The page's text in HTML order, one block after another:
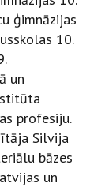
ģimnāzijas
10.
un
profesiju.
Silvija
bāzes
un